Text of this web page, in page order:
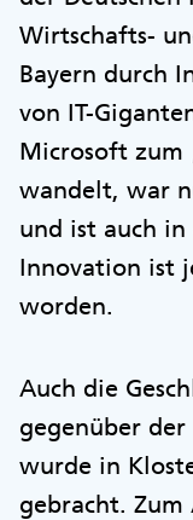
Wirtschafts-
Bayern durch
von IT-
Microsoft zum
wandelt, war
und ist auch in
Innovation ist
worden.
Auch die
gegenüber
wurde in
gebracht. Zum